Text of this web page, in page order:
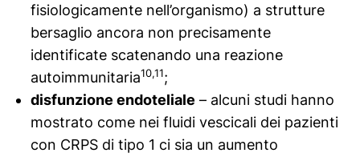
fisiologicamente nell’organismo) a strutture
bersaglio ancora non precisamente
identificate scatenando una reazione
autoimmunitaria10,11;
disfunzione endoteliale – alcuni studi hanno
mostrato come nei fluidi vescicali dei pazienti
con CRPS di tipo 1 ci sia un aumento